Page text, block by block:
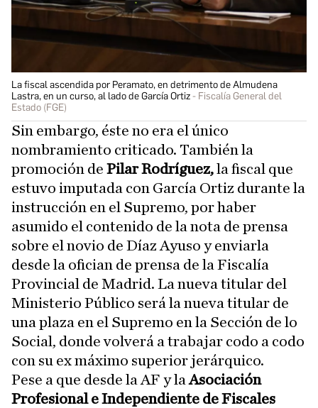
La fiscal ascendida por Peramato, en detrimento de Almudena
Lastra, en un curso, al lado de García Ortiz
Fiscalía General del
Estado (FGE)
Sin embargo, éste no era el único
nombramiento criticado. También la
promoción de Pilar Rodríguez,la fiscal que
estuvo imputada con García Ortiz durante la
instrucción en el Supremo, por haber
asumido el contenido de la nota de prensa
sobre el novio de Díaz Ayuso y enviarla
desde la ofician de prensa de la Fiscalía
Provincial de Madrid. La nueva titular del
Ministerio Público será la nueva titular de
una plaza en el Supremo en la Sección de lo
Social, donde volverá a trabajar codo a codo
con su ex máximo superior jerárquico.
Pese a que desde la AF y laAsociación
Profesional e Independiente de Fiscales